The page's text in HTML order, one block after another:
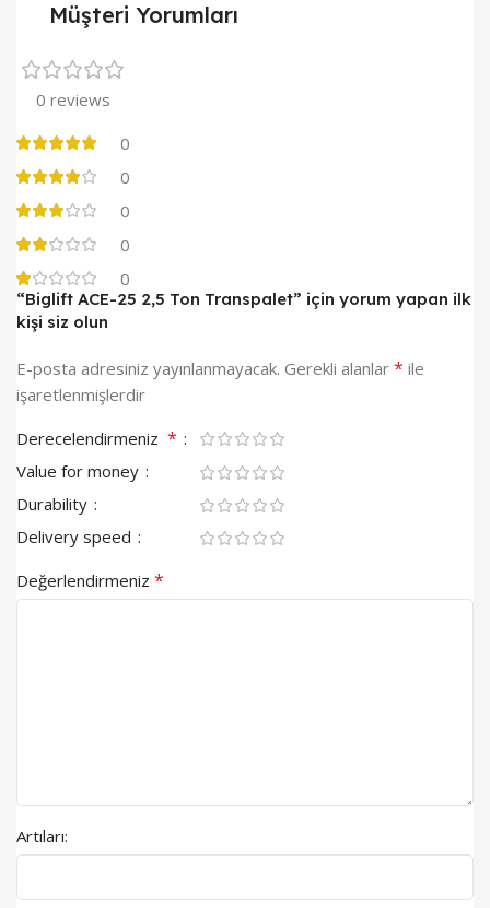
Müşteri Yorumları
0 reviews
0
0
0
0
0
“Biglift ACE-25 2,5 Ton Transpalet” için yorum yapan ilk
kişi siz olun
E-posta adresiniz yayınlanmayacak. Gerekli alanlar * ile
işaretlenmişlerdir
Derecelendirmeniz *
Value for money
Durability
Delivery speed
Değerlendirmeniz *
Artıları: